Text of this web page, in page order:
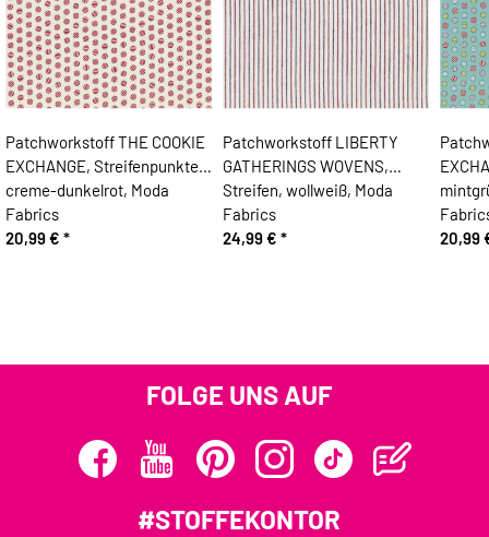
Patchworkstoff THE COOKIE
EXCHANGE, Streifenpunkte,
creme-dunkelrot, Moda
Fabrics
20,99 € *
Patchworkstoff LIBERTY
GATHERINGS WOVENS,
Streifen, wollweiß, Moda
Fabrics
24,99 € *
20,99
FOLGE UNS AUF
#STOFFEKONTOR